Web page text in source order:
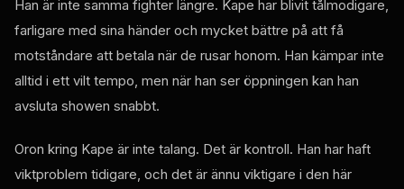
Han är inte samma fighter längre. Kape har blivit tålmodigare,
farligare med sina händer och mycket bättre på att få
motståndare att betala när de rusar honom. Han kämpar inte
alltid i ett vilt tempo, men när han ser öppningen kan han
avsluta showen snabbt.
Oron kring Kape är inte talang. Det är kontroll. Han har haft
viktproblem tidigare, och det är ännu viktigare i den här